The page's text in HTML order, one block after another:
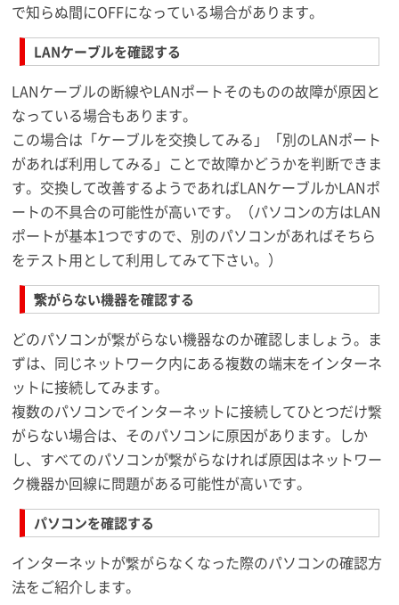
で知らぬ間にOFFになっている場合があります。
LANケーブルを確認する
LANケーブルの断線やLANポートそのものの故障が原因と
なっている場合もあります。
この場合は「ケーブルを交換してみる」「別のLANポート
があれば利用してみる」ことで故障かどうかを判断できま
す。交換して改善するようであればLANケーブルかLANポ
ートの不具合の可能性が高いです。（パソコンの方はLAN
ポートが基本1つですので、別のパソコンがあればそちら
をテスト用として利用してみて下さい。）
繋がらない機器を確認する
どのパソコンが繋がらない機器なのか確認しましょう。ま
ずは、同じネットワーク内にある複数の端末をインターネ
ットに接続してみます。
複数のパソコンでインターネットに接続してひとつだけ繋
がらない場合は、そのパソコンに原因があります。しか
し、すべてのパソコンが繋がらなければ原因はネットワー
ク機器か回線に問題がある可能性が高いです。
パソコンを確認する
インターネットが繋がらなくなった際のパソコンの確認方
法をご紹介します。